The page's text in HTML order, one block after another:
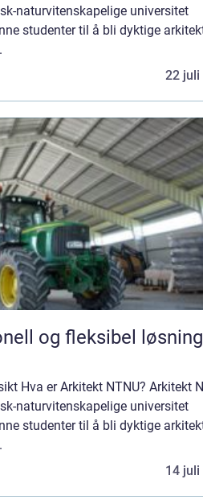
naturvitenskapelige universitet
studenter til å bli dyktige
22 juli
og fleksibel
Hva er Arkitekt NTNU? Arkitekt
naturvitenskapelige universitet
studenter til å bli dyktige
14 juli